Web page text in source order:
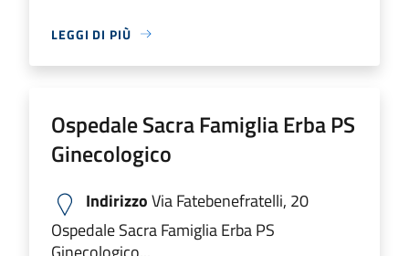
LEGGI DI PIÙ
Ospedale Sacra Famiglia Erba PS
Ginecologico
IndirizzoVia Fatebenefratelli, 20
Ospedale Sacra Famiglia Erba PS